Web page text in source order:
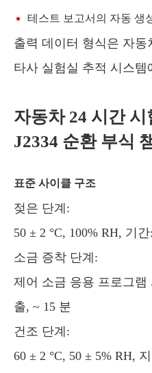
테스트 보고서의 자동 생
출력 데이터 형식은 자동
타사 실험실 추적 시스템
자동차 24 시간
J2334 순환 부식
표준 사이클 구조
젖은 단계:
50 ± 2 °C, 100% RH, 기
소금 증착 단계:
제어 소금 응용 프로그
출, ~ 15 분
건조 단계:
60 ± 2 °C, 50 ± 5% RH,